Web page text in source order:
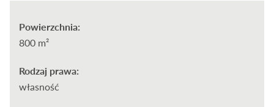
Powierzchnia:
800 m²
Rodzaj prawa:
własność